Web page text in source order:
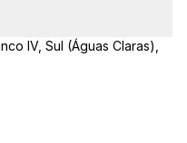
IV, Sul (Águas Claras),